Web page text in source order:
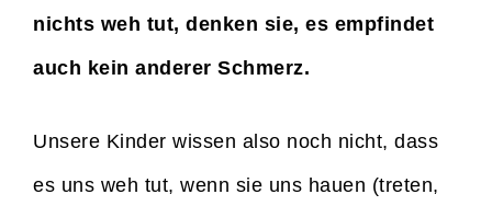
nichts weh tut, denken sie, es empfindet
auch kein anderer Schmerz.
Unsere Kinder wissen also noch nicht, dass
es uns weh tut, wenn sie uns hauen (treten,